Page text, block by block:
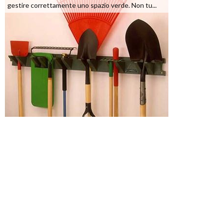
gestire correttamente uno spazio verde. Non tu...